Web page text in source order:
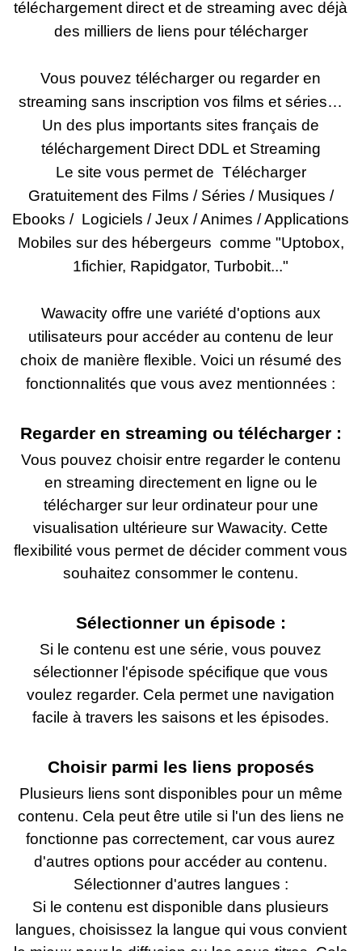
téléchargement direct et de streaming avec déjà
des milliers de liens pour télécharger
Vous pouvez télécharger ou regarder en
streaming sans inscription vos films et séries…
Un des plus importants sites français de
téléchargement Direct DDL et Streaming
Le site vous permet de Télécharger
Gratuitement des Films / Séries / Musiques /
Ebooks / Logiciels / Jeux / Animes / Applications
Mobiles sur des hébergeurs comme "Uptobox,
1fichier, Rapidgator, Turbobit..."
Wawacity offre une variété d'options aux
utilisateurs pour accéder au contenu de leur
choix de manière flexible. Voici un résumé des
fonctionnalités que vous avez mentionnées :
Regarder en streaming ou télécharger :
Vous pouvez choisir entre regarder le contenu
en streaming directement en ligne ou le
télécharger sur leur ordinateur pour une
visualisation ultérieure sur Wawacity. Cette
flexibilité vous permet de décider comment vous
souhaitez consommer le contenu.
Sélectionner un épisode :
Si le contenu est une série, vous pouvez
sélectionner l'épisode spécifique que vous
voulez regarder. Cela permet une navigation
facile à travers les saisons et les épisodes.
Choisir parmi les liens proposés
Plusieurs liens sont disponibles pour un même
contenu. Cela peut être utile si l'un des liens ne
fonctionne pas correctement, car vous aurez
d'autres options pour accéder au contenu.
Sélectionner d'autres langues :
Si le contenu est disponible dans plusieurs
langues, choisissez la langue qui vous convient